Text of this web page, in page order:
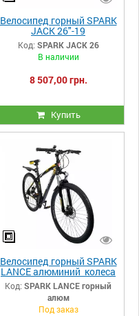
Велосипед горный SPARK
JACK 26"-19
алюминиевая рама
Код: SPARK JACK 26
В наличии
8 507,00 грн.
Купить
Велосипед горный SPARK
LANCE алюминий колеса
29"
Код: SPARK LANCE горный
алюм
Под заказ